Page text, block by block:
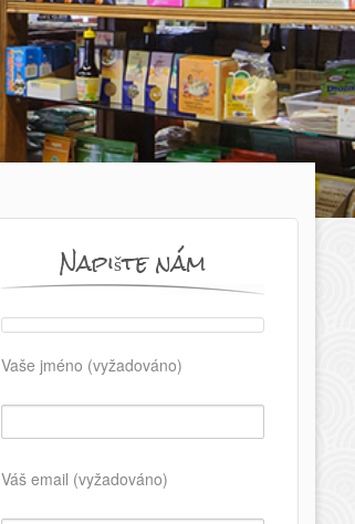
Napište nám
Vaše jméno (vyžadováno)
Váš email (vyžadováno)